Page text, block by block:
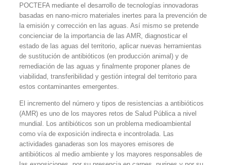
POCTEFA mediante el desarrollo de tecnologías innovadoras
basadas en nano-micro materiales inertes para la prevención de
la emisión y corrección en las aguas. Así mismo se pretende
concienciar de la importancia de las AMR, diagnosticar el
estado de las aguas del territorio, aplicar nuevas herramientas
de sustitución de antibióticos (en producción animal) y de
remediación de las aguas y finalmente proponer planes de
viabilidad, transferibilidad y gestión integral del territorio para
estos contaminantes emergentes.
El incremento del número y tipos de resistencias a antibióticos
(AMR) es uno de los mayores retos de Salud Pública a nivel
mundial. Los antibióticos son un problema medioambiental
como vía de exposición indirecta e incontrolada. Las
actividades ganaderas son los mayores emisores de
antibióticos al medio ambiente y los mayores responsables de